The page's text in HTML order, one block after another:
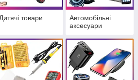
Дитячі товари
Автомобільні
аксесуари